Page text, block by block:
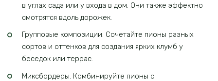
в углах сада или у входа в дом. Они также эффектно
смотрятся вдоль дорожек.
Групповые композиции. Сочетайте пионы разных
сортов и оттенков для создания ярких клумб у
беседок или террас.
Миксбордеры. Комбинируйте пионы с